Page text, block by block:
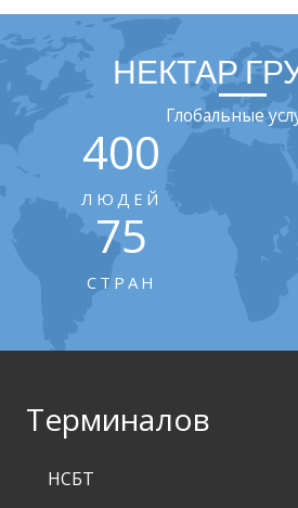
НЕКТАР
Глобальные
400
ЛЮДЕЙ
75
СТРАН
Терминалов
НСБТ